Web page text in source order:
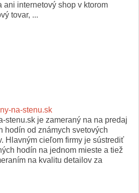
ani internetový shop v ktorom
tovar, ...
na-stenu.sk
stenu.sk je zameraný na na predaj
hodín od známych svetových
Hlavným cieľom firmy je sústrediť
hodín na jednom mieste a tiež
na kvalitu detailov za